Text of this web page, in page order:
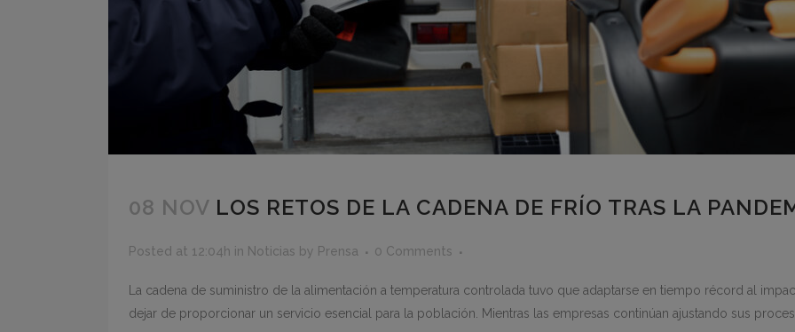
08 NOV LOS RETOS DE LA CADENA DE FRÍO TRAS LA
Posted at 12:04h in Noticias by Prensa 0 Comments
La cadena de suministro de la alimentación a temperatura controlada tuvo que adaptarse en tiempo récord al
dejar de proporcionar un servicio esencial para la población. Mientras las empresas continúan ajustando sus